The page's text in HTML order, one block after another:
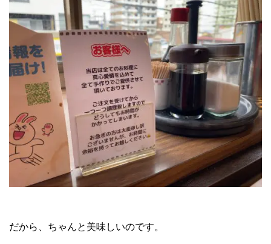
だから、ちゃんと美味しいのです。